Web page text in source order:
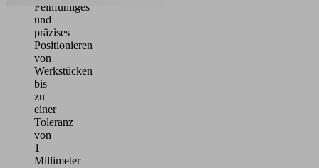
Feinfühliges
und
präzises
Positionieren
von
Werkstücken
bis
zu
einer
Toleranz
von
1
Millimeter